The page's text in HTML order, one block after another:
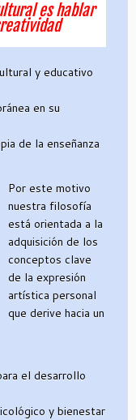
es hablar
y educativo
en su
de la enseñanza
Por este motivo
nuestra filosofía
está orientada a la
adquisición de los
conceptos clave
de la expresión
artística personal
que derive hacia un
el desarrollo
y bienestar